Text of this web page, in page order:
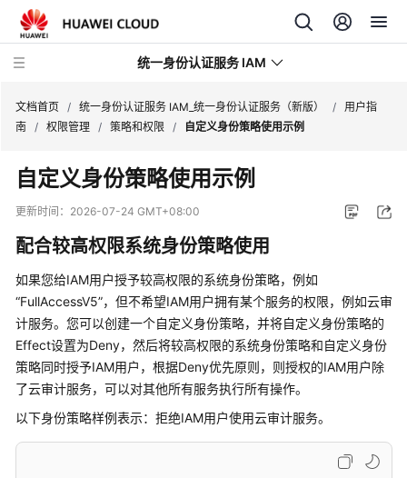
统一身份认证服务 IAM
最
动
态
品
介
绍
快
文档首页 / 统一身份认证服务 IAM_统一身份认证服务（新版） / 用户指
南 / 权限管理 / 策略和权限 / 自定义身份策略使用示例
自定义身份策略使用示例
更新时间： 2026-07-24 GMT+08:00
配合较高权限系统身份策略使用
如果您给IAM用户授予较高权限的系统身份策略，例如
“FullAccessV5”，但不希望IAM用户拥有某个服务的权限，例如云审
计服务。您可以创建一个自定义身份策略，并将自定义身份策略的
Effect设置为Deny，然后将较高权限的系统身份策略和自定义身份
策略同时授予IAM用户，根据Deny优先原则，则授权的IAM用户除
了云审计服务，可以对其他所有服务执行所有操作。
以下身份策略样例表示：拒绝IAM用户使用云审计服务。